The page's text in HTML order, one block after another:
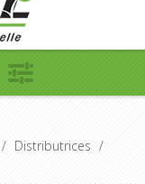
/ Distributrices /